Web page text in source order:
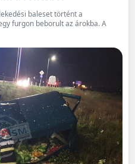
baleset történt a
furgon beborult az árokba. A